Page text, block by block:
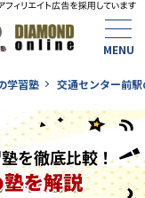
学習塾 交通センター前
を徹底比較！
を解説